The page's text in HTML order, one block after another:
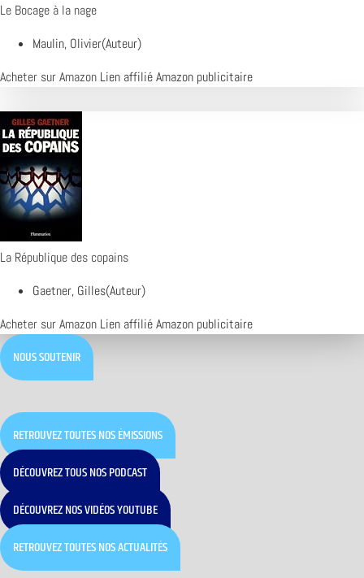
Le Bocage à la nage
Maulin, Olivier(Auteur)
Acheter sur Amazon Lien affilié Amazon publicitaire
La République des copains
Gaetner, Gilles(Auteur)
Acheter sur Amazon Lien affilié Amazon publicitaire
NOUS SOUTENIR
RETROUVEZ TOUTES NOS ÉMISSIONS
DÉCOUVREZ TOUS NOS PODCAST
DÉCOUVREZ NOS VIDÉOS YOUTUBE
RETROUVEZ TOUTES NOS ACTUALITÉS